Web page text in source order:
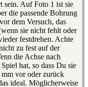
sein. Auf Foto 1 ist sie
die passende Bohrung
dem Versuch, das
sie nicht fehlt oder
festdrehen. Achte
zu fest auf der
die Achse nach
hat, so dass Du sie
vor oder zurück
ideal. Möglicherweise